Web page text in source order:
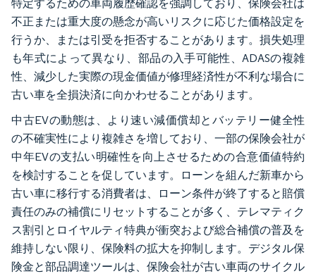
特定するための車両履歴確認を強調しており、保険会社は
不正または重大度の懸念が高いリスクに応じた価格設定を
行うか、または引受を拒否することがあります。損失処理
も年式によって異なり、部品の入手可能性、ADASの複雑
性、減少した実際の現金価値が修理経済性が不利な場合に
古い車を全損決済に向かわせることがあります。
中古EVの動態は、より速い減価償却とバッテリー健全性
の不確実性により複雑さを増しており、一部の保険会社が
中年EVの支払い明確性を向上させるための合意価値特約
を検討することを促しています。ローンを組んだ新車から
古い車に移行する消費者は、ローン条件が終了すると賠償
責任のみの補償にリセットすることが多く、テレマティク
ス割引とロイヤルティ特典が衝突および総合補償の普及を
維持しない限り、保険料の拡大を抑制します。デジタル保
険金と部品調達ツールは、保険会社が古い車両のサイクル